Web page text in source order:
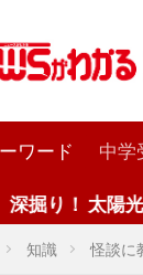
ワード 中学
陽光発電【月
知識 怪談に